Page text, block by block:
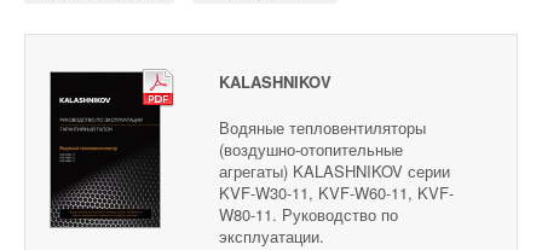
KALASHNIKOV
Водяные тепловентиляторы
(воздушно-отопительные
агрегаты) KALASHNIKOV серии
KVF-W30-11, KVF-W60-11, KVF-
W80-11. Руководство по
эксплуатации.